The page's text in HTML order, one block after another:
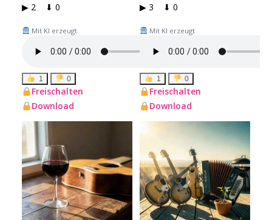
▶ 2 ⬇ 0
Mit KI erzeugt
1 0
Freischalten
Download
▶ 3 ⬇ 0
Mit KI erzeugt
1 0
Freischalten
Download